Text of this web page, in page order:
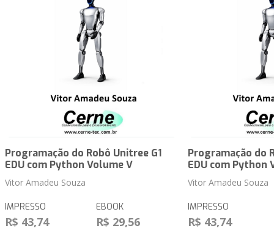
Programação do Robô Unitree G1
EDU com Python Volume V
Vitor Amadeu Souza
IMPRESSO
R$ 43,74
EBOOK
R$ 29,56
Programação do
EDU com Python
Vitor Amadeu Souza
IMPRESSO
R$ 43,74